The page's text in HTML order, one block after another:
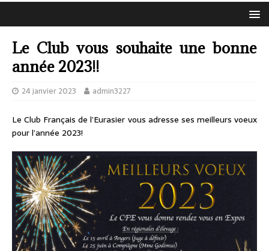
Le Club vous souhaite une bonne
année 2023!!
24 janvier 2023 admin3227
Le Club Français de l’Eurasier vous adresse ses meilleurs voeux
pour l’année 2023!